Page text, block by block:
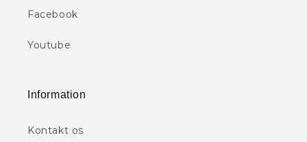
Facebook
Youtube
Information
Kontakt os